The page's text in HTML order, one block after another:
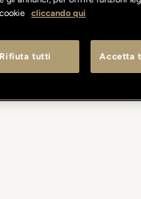
cliccando qui
Rifiuta tutti Accetta